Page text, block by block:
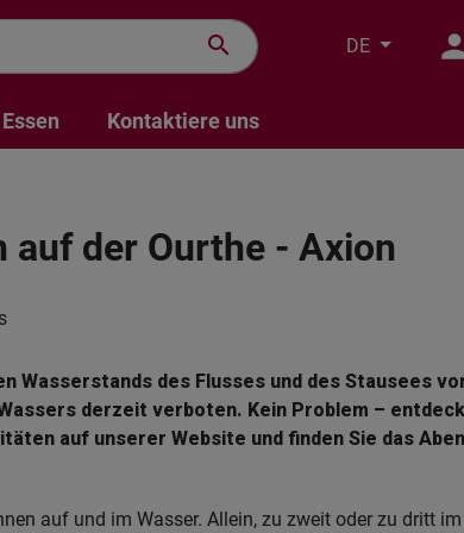
search DE
Kontaktiere uns
auf der Ourthe - Axion
Wasserstands des Flusses und des Stausees
derzeit verboten. Kein Problem –
auf unserer Website und finden Sie das
auf und im Wasser. Allein, zu zweit oder zu dritt